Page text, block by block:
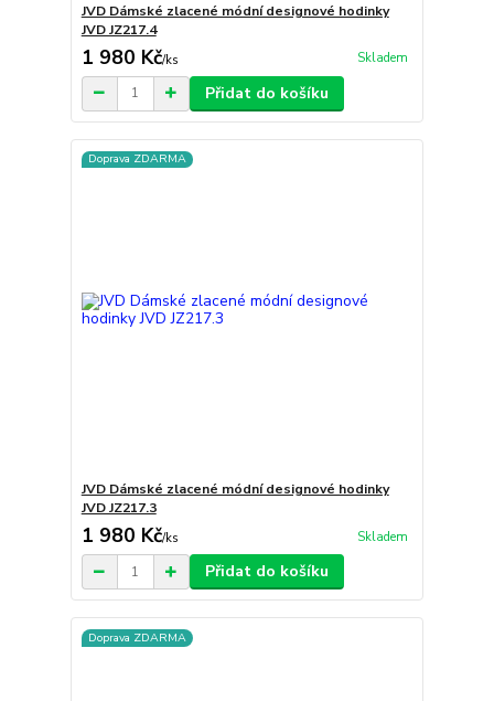
JVD Dámské zlacené módní designové hodinky
JVD JZ217.4
1 980 Kč/ks Skladem
Přidat do košíku
Doprava ZDARMA
JVD Dámské zlacené módní designové hodinky
JVD JZ217.3
1 980 Kč/ks Skladem
Přidat do košíku
Doprava ZDARMA